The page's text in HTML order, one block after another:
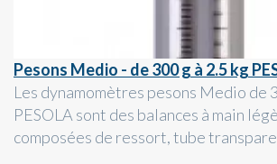
Pesons Medio - de 300 g à 2.5 kg
Les dynamomètres pesons Medio de
PESOLA sont des balances à main
composées de ressort, tube